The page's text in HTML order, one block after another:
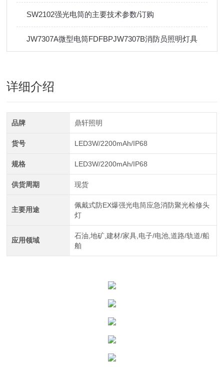
SW2102强光电筒的主要技术参数/订购
JW7307A微型电筒FDFBPJW7307B消防员照明灯具
详细介绍
品牌 鼎轩照明
货号 LED3W/2200mAh/IP68
规格 LED3W/2200mAh/IP68
供货周期 现货
主要用途
佩戴式防EX爆强光电筒应急消防聚光检修头
灯
应用领域
石油,地矿,建材/家具,电子/电池,道路/轨道/船
舶